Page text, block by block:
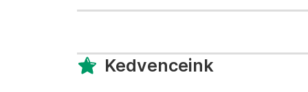
Kedvenceink